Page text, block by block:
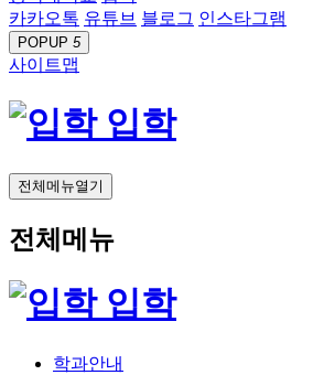
카카오톡 유튜브 블로그 인스타그램
POPUP 5
사이트맵
입학
전체메뉴열기
전체메뉴
입학
학과안내